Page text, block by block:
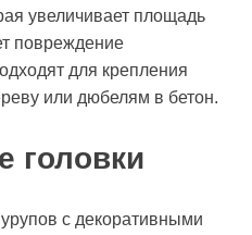
увеличивает площадь
повреждение
для крепления
или дюбелям в бетон.
головки
с декоративными